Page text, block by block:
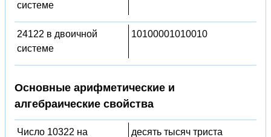
системе
24122 в двоичной
системе
10100001010010
Основные арифметические и
алгебраические свойства
Число 10322 на
десять тысяч триста